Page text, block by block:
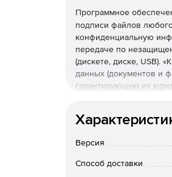
Программное
подписи файлов
конфиденциальную
передаче по
(дискете, диске, USB).
данных (документов и
гарантирующую их
(ERP и CAD/CAM/CAE-
Microsoft Enhanced
Версия
Способ доставки